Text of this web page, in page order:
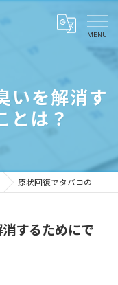
いを解消す
とは？
原状回復でタバコの臭いを解消するためにできることは？
するためにで